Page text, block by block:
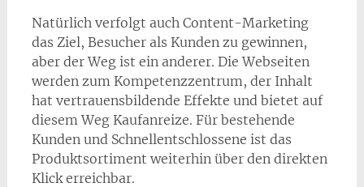
Natürlich verfolgt auch Content-Marketing
das Ziel, Besucher als Kunden zu gewinnen,
aber der Weg ist ein anderer. Die Webseiten
werden zum Kompetenzzentrum, der Inhalt
hat vertrauensbildende Effekte und bietet auf
diesem Weg Kaufanreize. Für bestehende
Kunden und Schnellentschlossene ist das
Produktsortiment weiterhin über den direkten
Klick erreichbar.